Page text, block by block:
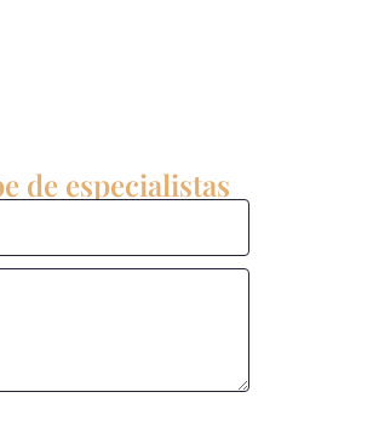
de especialistas